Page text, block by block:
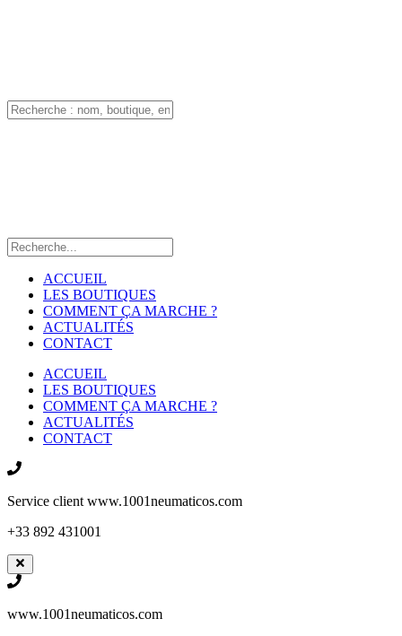
ACCUEIL
LES BOUTIQUES
COMMENT ÇA MARCHE ?
ACTUALITÉS
CONTACT
ACCUEIL
LES BOUTIQUES
COMMENT ÇA MARCHE ?
ACTUALITÉS
CONTACT
Service client www.1001neumaticos.com
+33 892 431001
www.1001neumaticos.com